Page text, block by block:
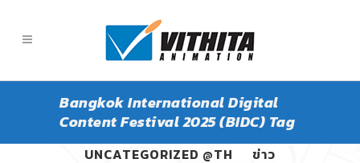
Bangkok International Digital
Content Festival 2025 (BIDC) Tag
ALL
PANGPOND
UNCATEGORIZED @TH
ข่าว